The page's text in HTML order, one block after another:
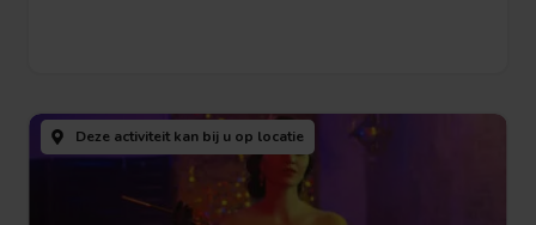
deze
activiteitDeze activiteit kan bij u op locatie